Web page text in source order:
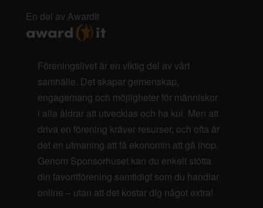
En del av AwardIt
Föreningslivet är en viktig del av vårt
samhälle. Det skapar gemenskap,
engagemang och möjligheter för människor
i alla åldrar att utvecklas och ha kul. Men att
driva en förening kräver resurser, och ofta är
det en utmaning att få ekonomin att gå ihop.
Genom Sponsorhuset kan du enkelt stötta
din favoritförening samtidigt som du handlar
online – utan att det kostar dig något extra!